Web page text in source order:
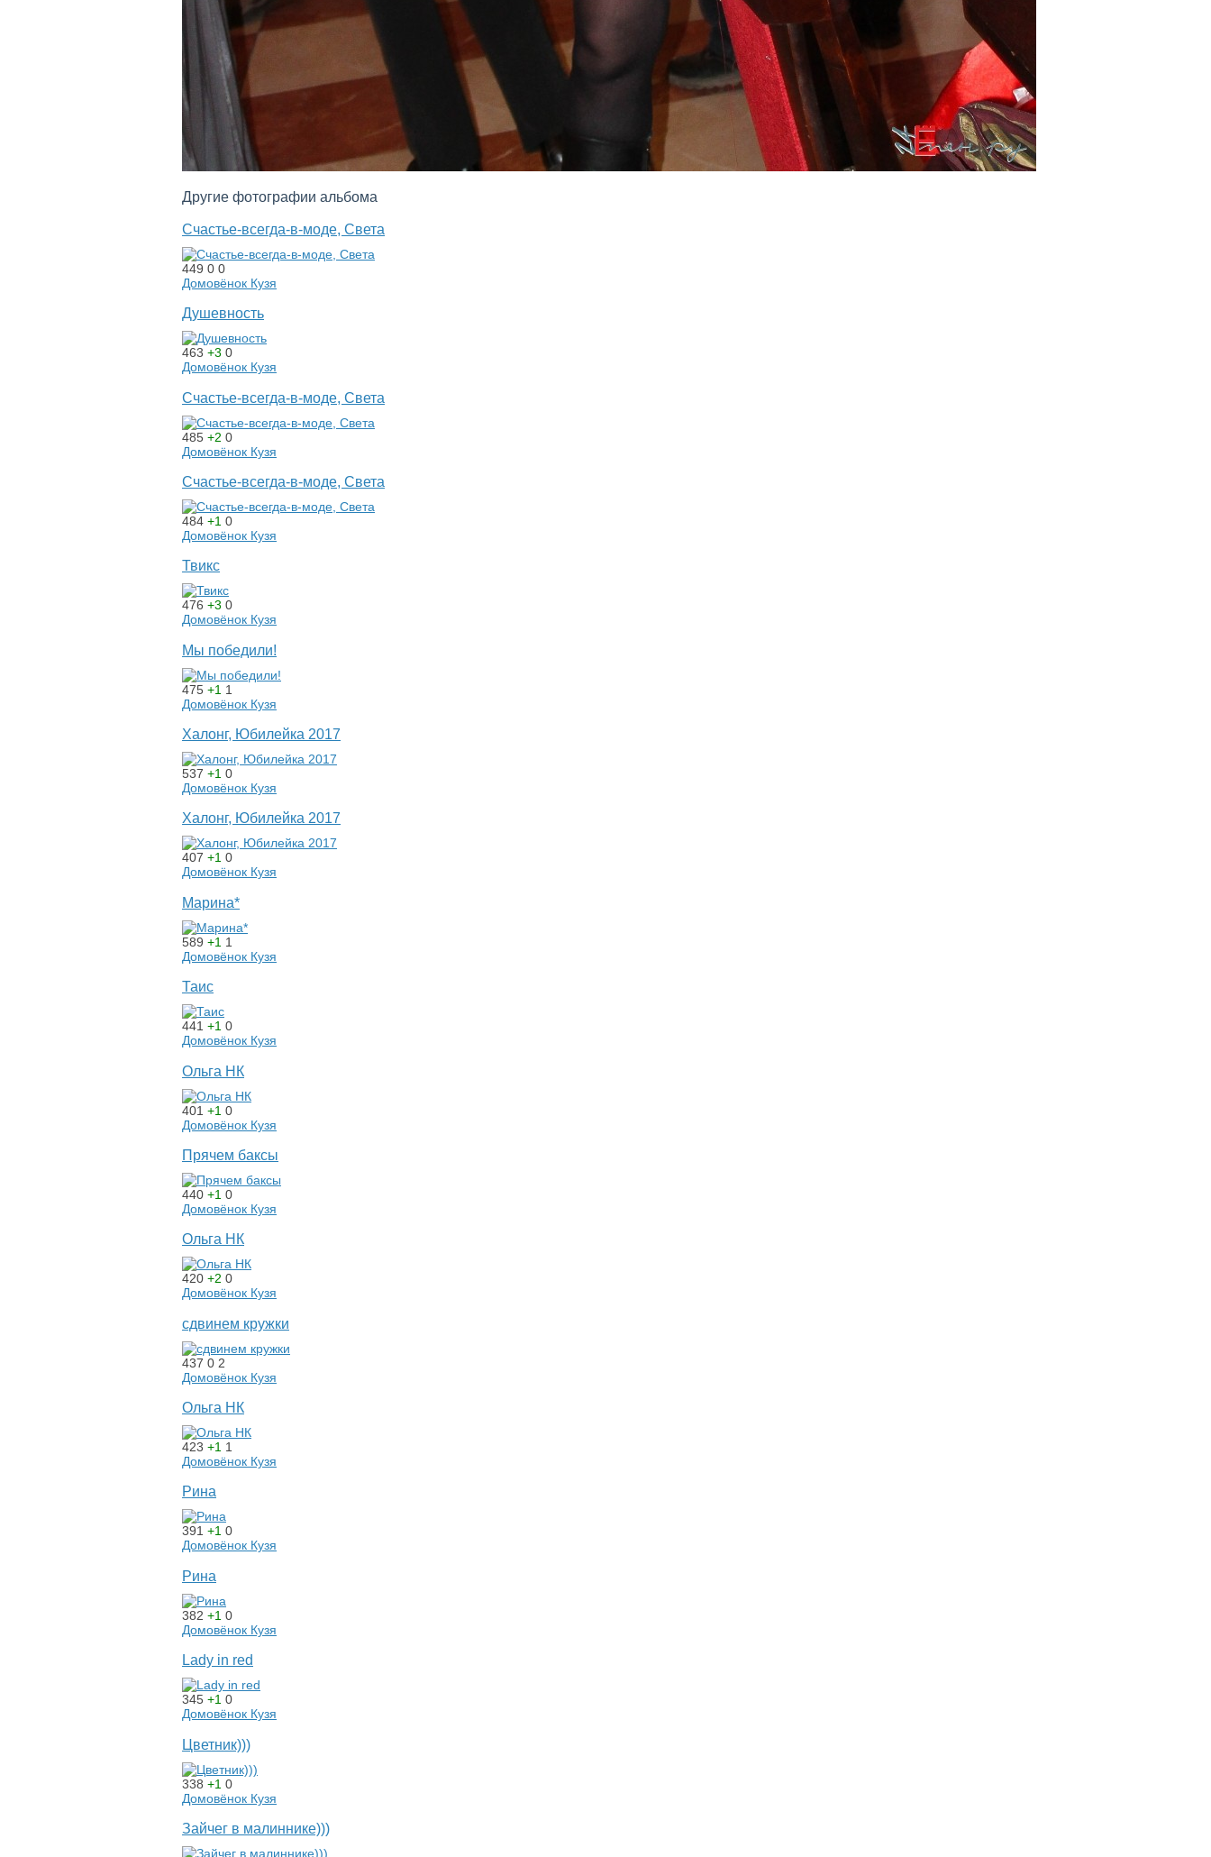
Другие фотографии альбома
Счастье-всегда-в-моде, Света
449 0 0
Домовёнок Кузя
Душевность
463 +3 0
Домовёнок Кузя
Счастье-всегда-в-моде, Света
485 +2 0
Домовёнок Кузя
Счастье-всегда-в-моде, Света
484 +1 0
Домовёнок Кузя
Твикс
476 +3 0
Домовёнок Кузя
Мы победили!
475 +1 1
Домовёнок Кузя
Халонг, Юбилейка 2017
537 +1 0
Домовёнок Кузя
Халонг, Юбилейка 2017
407 +1 0
Домовёнок Кузя
Марина*
589 +1 1
Домовёнок Кузя
Таис
441 +1 0
Домовёнок Кузя
Ольга НК
401 +1 0
Домовёнок Кузя
Прячем баксы
440 +1 0
Домовёнок Кузя
Ольга НК
420 +2 0
Домовёнок Кузя
сдвинем кружки
437 0 2
Домовёнок Кузя
Ольга НК
423 +1 1
Домовёнок Кузя
Рина
391 +1 0
Домовёнок Кузя
Рина
382 +1 0
Домовёнок Кузя
Lady in red
345 +1 0
Домовёнок Кузя
Цветник)))
338 +1 0
Домовёнок Кузя
Зайчег в малиннике)))